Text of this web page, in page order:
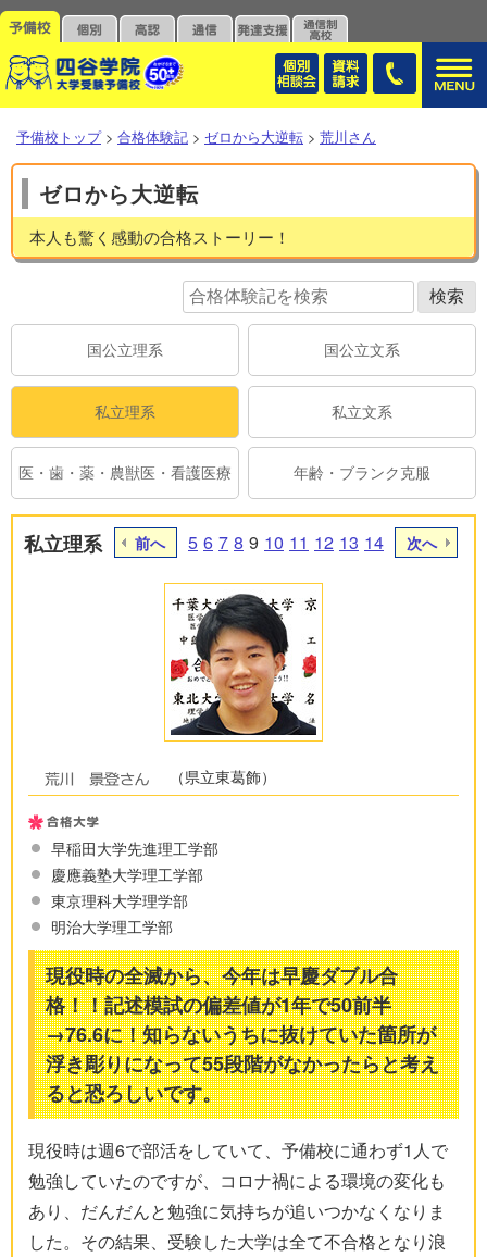
予備校トップ > 合格体験記 > ゼロから大逆転 > 荒川さん
ゼロから大逆転
本人も驚く感動の合格ストーリー！
国公立理系 国公立文系
私立理系 私立文系
医・歯・薬・農獣医・看護医療 年齢・ブランク克服
私立理系 前へ 5 6 7 8 9 10 11 12 13 14 次へ
（県立東葛飾）
早稲田大学先進理工学部
慶應義塾大学理工学部
東京理科大学理学部
明治大学理工学部
現役時の全滅から、今年は早慶ダブル合
格！！記述模試の偏差値が1年で50前半
→76.6に！知らないうちに抜けていた箇所が
浮き彫りになって55段階がなかったらと考え
ると恐ろしいです。
現役時は週6で部活をしていて、予備校に通わず1人で
勉強していたのですが、コロナ禍による環境の変化も
あり、だんだんと勉強に気持ちが追いつかなくなりま
した。その結果、受験した大学は全て不合格となり浪